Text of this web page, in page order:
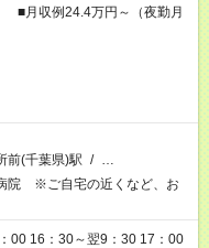
■月収例24.4万円～（夜勤月
前(千葉県)駅 / …
院 ※ご自宅の近くなど、お
00 16：30～翌9：30 17：00